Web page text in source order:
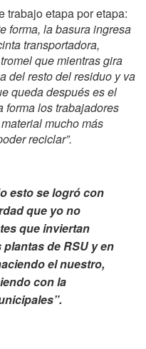
trabajo etapa por etapa:
forma, la basura ingresa
transportadora,
que mientras gira
del resto del residuo y va
queda después es el
forma los trabajadores
mucho más
reciclar”.
esto se logró con
que yo no
que inviertan
de RSU y en
el nuestro,
con la